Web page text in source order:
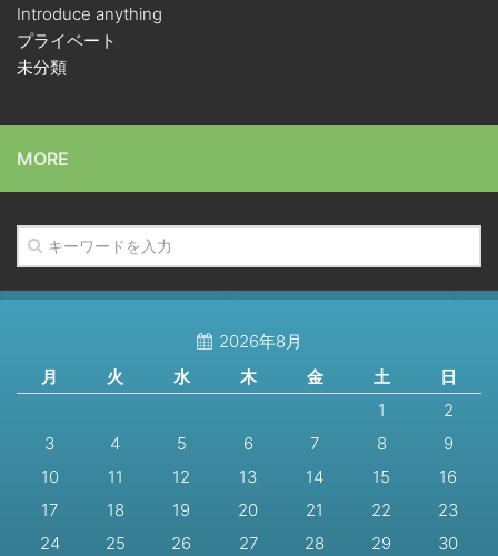
Introduce anything
プライベート
未分類
MORE
2026年8月
月
火 水 木 金 土 日
1
2
3
4 5 6 7 8
9
10
11 12 13 14 15
16
17
18 19 20 21 22
23
24
25 26 27 28 29
30